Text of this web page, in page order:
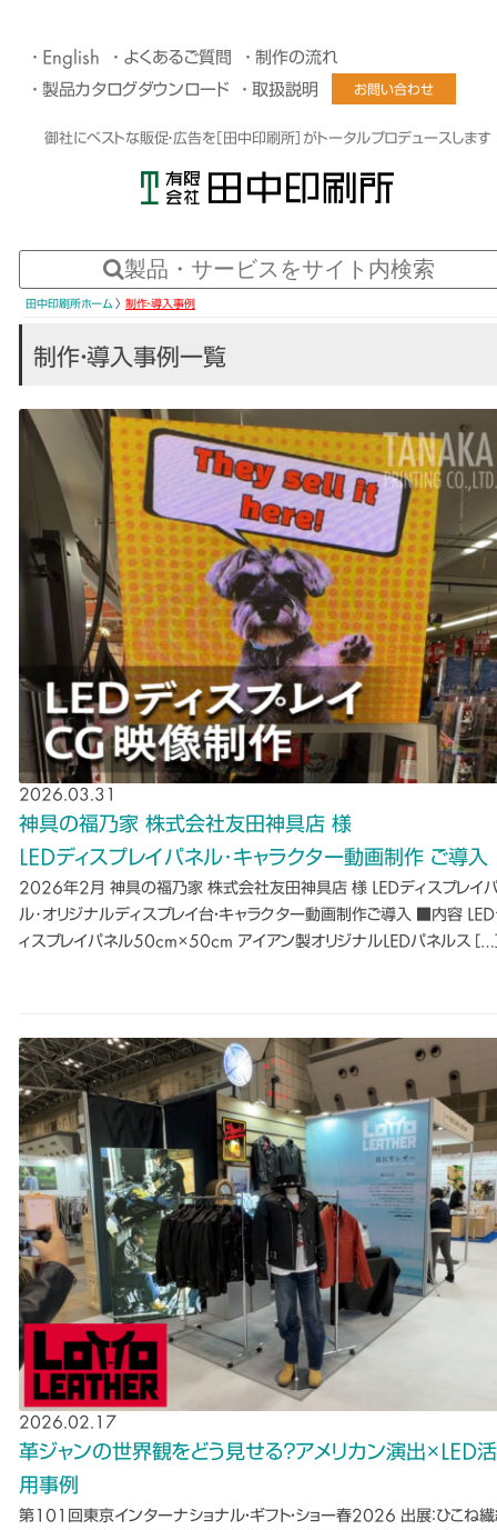
English よくあるご質問
制作の流れ
製品カタログダウンロード
取扱説明 お問い合わせ
御社にベストな販促・広告を［田中印刷所］がトータルプロデュースします
田中印刷所ホーム〉 制作・導入事例
制作・導入事例一覧
2026.03.31
神具の福乃家 株式会社友田神具店 様
LEDディスプレイパネル･キャラクター動画制作 ご導入
2026年2月 神具の福乃家 株式会社友田神具店 様 LEDディスプレイ
ル･オリジナルディスプレイ台・キャラクター動画制作ご導入 ■内容
ィスプレイパネル50cm×50cm アイアン製オリジナルLEDパネルス
2026.02.17
革ジャンの世界観をどう見せる？アメリカン演出×LED活
用事例
第101回東京インターナショナル・ギフト・ショー春2026 出展：ひこね